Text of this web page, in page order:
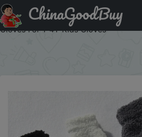
Знижка на Warm Plush Thick Warm
Plus Velvet Mittens Children Kid Coral
Gloves For 1-4Y Kids Gloves
ChinaGoodBuy